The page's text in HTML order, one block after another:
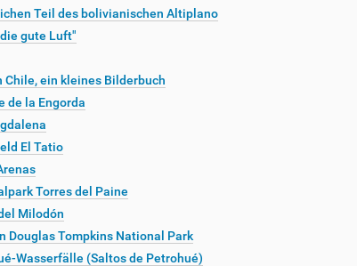
Teil des bolivianischen Altiplano
gute Luft"
Chile, ein kleines Bilderbuch
de la Engorda
El Tatio
Torres del Paine
Milodón
Douglas Tompkins National Park
Wasserfälle (Saltos de Petrohué)